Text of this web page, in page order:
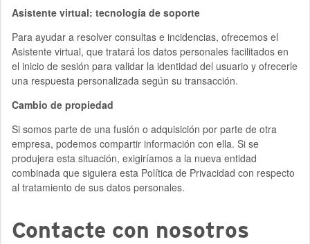
Asistente virtual: tecnología de soporte
Para ayudar a resolver consultas e incidencias, ofrecemos el
Asistente virtual, que tratará los datos personales facilitados en
el inicio de sesión para validar la identidad del usuario y ofrecerle
una respuesta personalizada según su transacción.
Cambio de propiedad
Si somos parte de una fusión o adquisición por parte de otra
empresa, podemos compartir información con ella. Si se
produjera esta situación, exigiríamos a la nueva entidad
combinada que siguiera esta Política de Privacidad con respecto
al tratamiento de sus datos personales.
Contacte con nosotros